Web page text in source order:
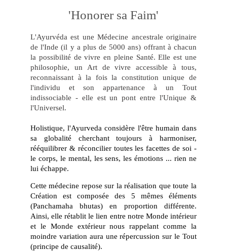
'Honorer sa Faim'
L'Ayurvéda est une Médecine ancestrale originaire
de l'Inde (il y a plus de 5000 ans) offrant à chacun
la possibilité de vivre en pleine Santé. Elle est une
philosophie, un Art de vivre accessible à tous,
reconnaissant à la fois la constitution unique de
l'individu et son appartenance à un Tout
indissociable - elle est un pont entre l'Unique &
l'Universel.
Holistique, l'Ayurveda considère l'être humain dans
sa globalité cherchant toujours à harmoniser,
rééquilibrer & réconcilier toutes les facettes de soi -
le corps, le mental, les sens, les émotions ... rien ne
lui échappe.
Cette médecine repose sur la réalisation que toute la
Création est composée des 5 mêmes éléments
(Panchamaha bhutas) en proportion différente.
Ainsi, elle rétablit le lien entre notre Monde intérieur
et le Monde extérieur nous rappelant comme la
moindre variation aura une répercussion sur le Tout
(principe de causalité).